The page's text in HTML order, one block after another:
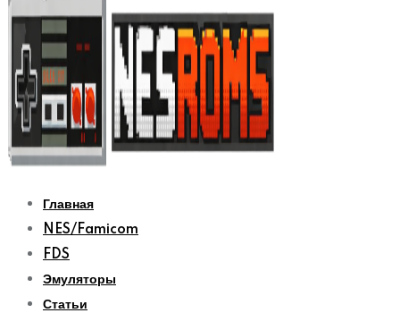
Главная
NES/Famicom
FDS
Эмуляторы
Статьи